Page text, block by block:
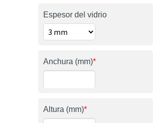
Espesor del vidrio
Anchura (mm)*
Altura (mm)*